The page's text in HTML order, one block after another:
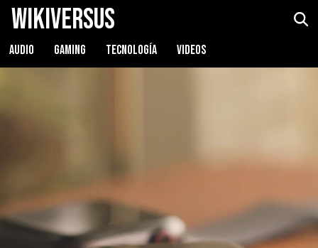
WikiVersus
AUDIO GAMING TECNOLOGÍA VIDEOS
Apple Watch Series 6 Ver precio